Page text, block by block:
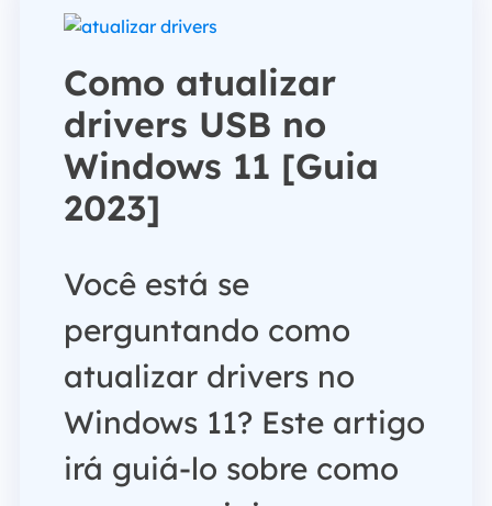
Como atualizar
drivers USB no
Windows 11 [Guia
2023]
Você está se
perguntando como
atualizar drivers no
Windows 11? Este artigo
irá guiá-lo sobre como